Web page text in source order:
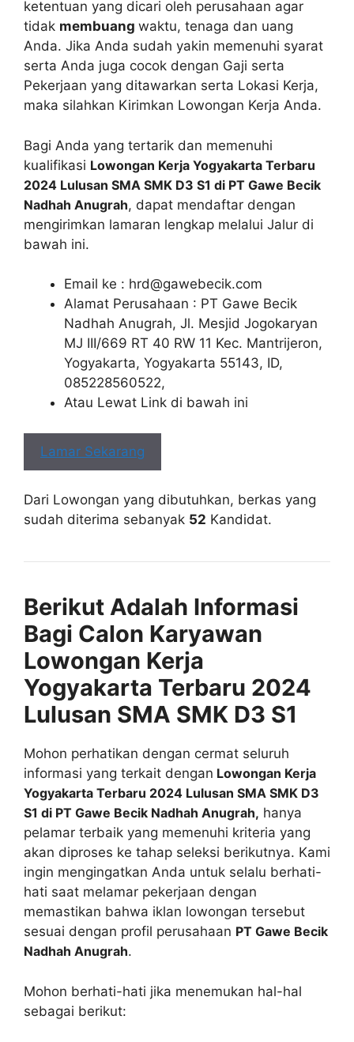
ketentuan yang dicari oleh perusahaan agar
tidak membuang waktu, tenaga dan uang
Anda. Jika Anda sudah yakin memenuhi syarat
serta Anda juga cocok dengan Gaji serta
Pekerjaan yang ditawarkan serta Lokasi Kerja,
maka silahkan Kirimkan Lowongan Kerja Anda.
Bagi Anda yang tertarik dan memenuhi
kualifikasi Lowongan Kerja Yogyakarta Terbaru
2024 Lulusan SMA SMK D3 S1 di PT Gawe Becik
Nadhah Anugrah, dapat mendaftar dengan
mengirimkan lamaran lengkap melalui Jalur di
bawah ini.
Email ke : hrd@gawebecik.com
Alamat Perusahaan : PT Gawe Becik
Nadhah Anugrah, Jl. Mesjid Jogokaryan
MJ III/669 RT 40 RW 11 Kec. Mantrijeron,
Yogyakarta, Yogyakarta 55143, ID,
085228560522,
Atau Lewat Link di bawah ini
Lamar Sekarang
Dari Lowongan yang dibutuhkan, berkas yang
sudah diterima sebanyak 52 Kandidat.
Berikut Adalah Informasi
Bagi Calon Karyawan
Lowongan Kerja
Yogyakarta Terbaru 2024
Lulusan SMA SMK D3 S1
Mohon perhatikan dengan cermat seluruh
informasi yang terkait dengan Lowongan Kerja
Yogyakarta Terbaru 2024 Lulusan SMA SMK D3
S1 di PT Gawe Becik Nadhah Anugrah, hanya
pelamar terbaik yang memenuhi kriteria yang
akan diproses ke tahap seleksi berikutnya. Kami
ingin mengingatkan Anda untuk selalu berhati-
hati saat melamar pekerjaan dengan
memastikan bahwa iklan lowongan tersebut
sesuai dengan profil perusahaan PT Gawe Becik
Nadhah Anugrah.
Mohon berhati-hati jika menemukan hal-hal
sebagai berikut: